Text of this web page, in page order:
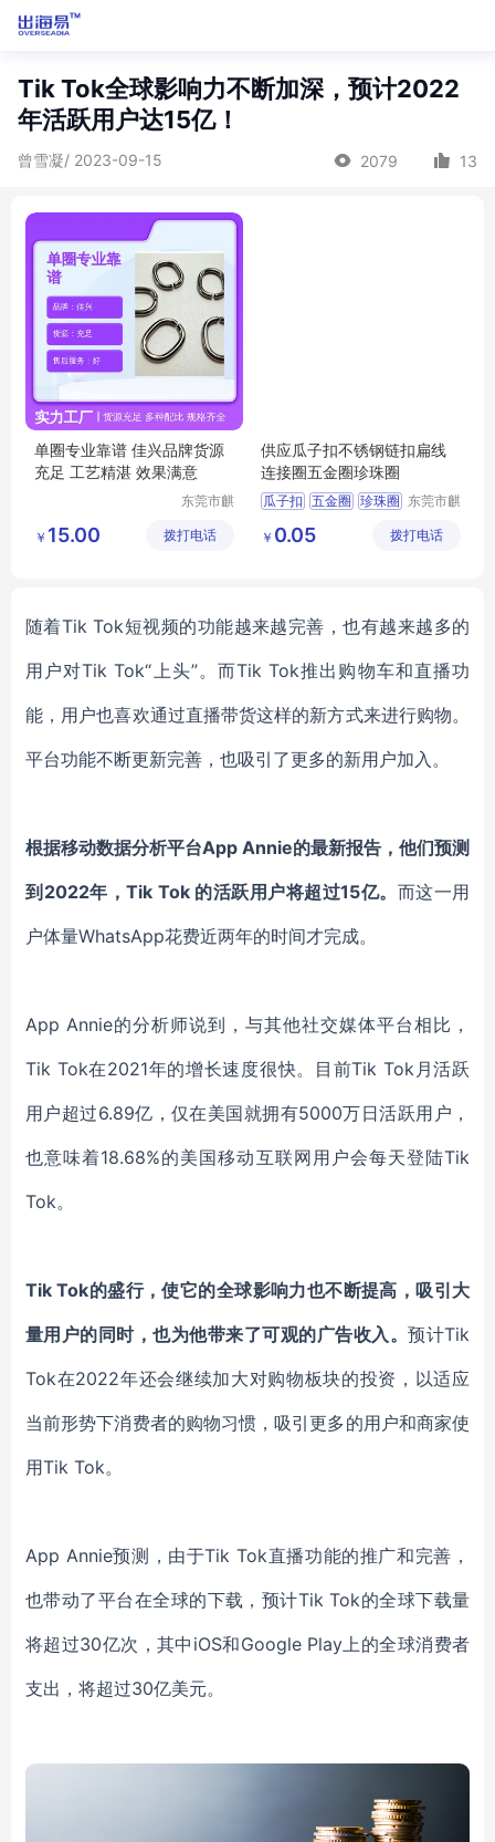
Tik Tok全球影响力不断加深，预计2022
年活跃用户达15亿！
曾雪凝/ 2023-09-15 2079 13
单圈专业靠谱 佳兴品牌货源
充足 工艺精湛 效果满意
东莞市麒
械有限公
￥ 15.00 拨打电话
供应瓜子扣不锈钢链扣扁线
连接圈五金圈珍珠圈
瓜子扣 五金圈 珍珠圈 东莞市麒
械有限公
￥ 0.05 拨打电话
随着Tik Tok短视频的功能越来越完善，也有越来越多的
用户对Tik Tok“上头”。而Tik Tok推出购物车和直播功
能，用户也喜欢通过直播带货这样的新方式来进行购物。
平台功能不断更新完善，也吸引了更多的新用户加入。
根据移动数据分析平台App Annie的最新报告，他们预测
到2022年，Tik Tok 的活跃用户将超过15亿。 而这一用
户体量WhatsApp花费近两年的时间才完成。
App Annie的分析师说到，与其他社交媒体平台相比，
Tik Tok在2021年的增长速度很快。目前Tik Tok月活跃
用户超过6.89亿，仅在美国就拥有5000万日活跃用户，
也意味着18.68%的美国移动互联网用户会每天登陆Tik
Tok。
Tik Tok的盛行，使它的全球影响力也不断提高，吸引大
量用户的同时，也为他带来了可观的广告收入。预计Tik
Tok在2022年还会继续加大对购物板块的投资，以适应
当前形势下消费者的购物习惯，吸引更多的用户和商家使
用Tik Tok。
App Annie预测，由于Tik Tok直播功能的推广和完善，
也带动了平台在全球的下载，预计Tik Tok的全球下载量
将超过30亿次，其中iOS和Google Play上的全球消费者
支出，将超过30亿美元。